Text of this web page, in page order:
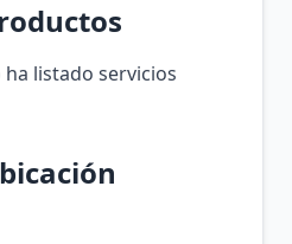
listado servicios